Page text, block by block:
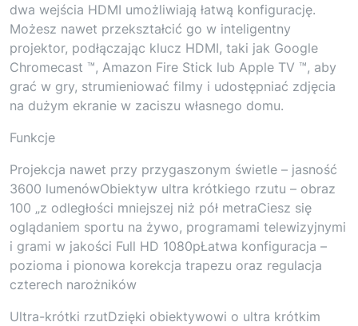
dwa wejścia HDMI umożliwiają łatwą konfigurację.
Możesz nawet przekształcić go w inteligentny
projektor, podłączając klucz HDMI, taki jak Google
Chromecast ™, Amazon Fire Stick lub Apple TV ™, aby
grać w gry, strumieniować filmy i udostępniać zdjęcia
na dużym ekranie w zaciszu własnego domu.
Funkcje
Projekcja nawet przy przygaszonym świetle – jasność
3600 lumenówObiektyw ultra krótkiego rzutu – obraz
100 „z odległości mniejszej niż pół metraCiesz się
oglądaniem sportu na żywo, programami telewizyjnymi
i grami w jakości Full HD 1080pŁatwa konfiguracja –
pozioma i pionowa korekcja trapezu oraz regulacja
czterech narożników
Ultra-krótki rzutDzięki obiektywowi o ultra krótkim